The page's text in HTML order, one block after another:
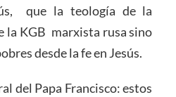
que la teología de la
la KGB marxista rusa sino
desde la fe en Jesús.
del Papa Francisco: estos